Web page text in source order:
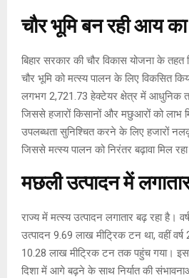
चौर भूमि बन रही आय
बिहार सरकार की चौर विकास योजना के तहत
चौर भूमि को मत्स्य पालन के लिए विकसित
लगभग 2,721.73 हेक्टेयर क्षेत्र में आधुनिक
जिससे हजारों किसानों और मछुआरों को लाभ
उपलब्धता सुनिश्चित करने के लिए हजारों
जिससे मत्स्य पालन को निरंतर बढ़ावा मिल
मछली उत्पादन में
राज्य में मत्स्य उत्पादन लगातार बढ़ रहा है।
उत्पादन 9.69 लाख मीट्रिक टन था, वहीं
10.28 लाख मीट्रिक टन तक पहुंच गया। इससे
दिशा में आगे बढ़ने के साथ निर्यात की